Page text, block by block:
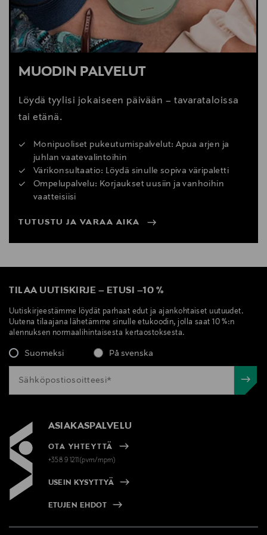
MUODIN PALVELUT
Löydä tyylisi jokaiseen päivään – tavarataloissa
tai etänä.
Monipuoliset pukeutumispalvelut: Apua arjen ja
juhlan vaatevalintoihin
Värikonsultaatio: Löydä sinulle sopiva väripaletti
Ompelupalvelu: Korjaukset uusiin ja vanhoihin
vaatteisiisi
TUTUSTU JA VARAA AIKA
TILAA UUTISKIRJE – ETUSI –10 %
Uutiskirjeestämme löydät parhaat edut ja ajankohtaiset uutuudet.
Uutena tilaajana lähetämme sinulle etukoodin, jolla saat 10 %:n
alennuksen normaalihintaisesta kertaostoksesta.
Suomeksi På svenska
ASIAKASPALVELU
OTA YHTEYTTÄ
+358 9 1211(pvm/mpm)
USEIN KYSYTTYÄ
ETUJEN EHDOT